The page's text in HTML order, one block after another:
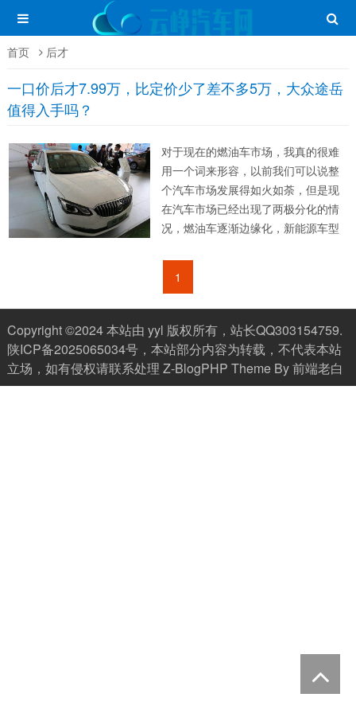
首页 后才
一口价后才7.99万，比定价少了差不多5万，大众途岳
值得入手吗？
对于现在的燃油车市场，我真的很难
用一个词来形容，以前我们可以说整
个汽车市场发展得如火如荼，但是现
在汽车市场已经出现了两极分化的情
况，燃油车逐渐边缘化，新能源车型
企，也是在一点一点做出让步。就拿
说，这款车...
1
Copyright ©2024 本站由 yyl 版权所有，站长QQ303154759.
陕ICP备2025065034号，本站部分内容为转载，不代表本站
立场，如有侵权请联系处理 Z-BlogPHP Theme By前端老白